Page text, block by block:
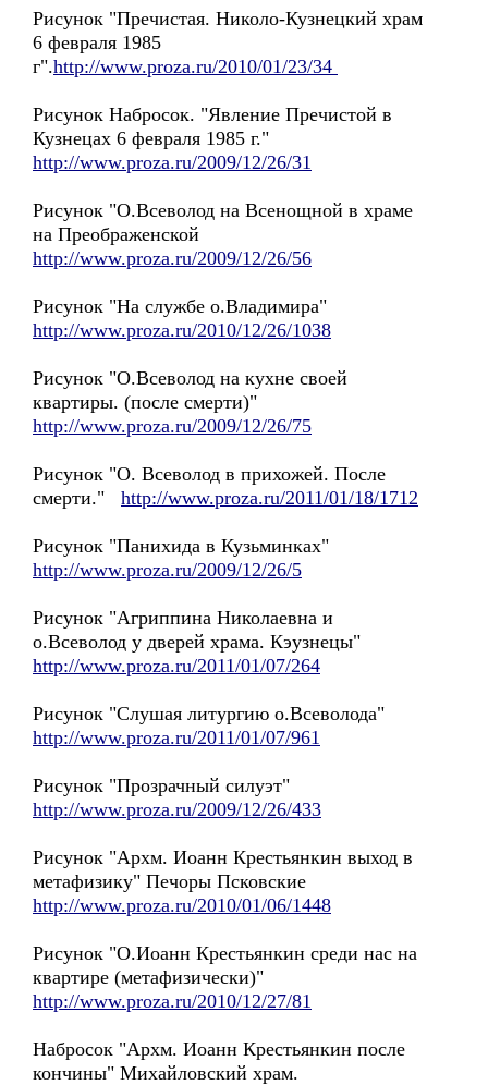
Рисунок "Пречистая. Николо-Кузнецкий храм
6 февраля 1985
г".http://www.proza.ru/2010/01/23/34
Рисунок Набросок. "Явление Пречистой в
Кузнецах 6 февраля 1985 г."
http://www.proza.ru/2009/12/26/31
Рисунок "О.Всеволод на Всенощной в храме
на Преображенской
http://www.proza.ru/2009/12/26/56
Рисунок "На службе о.Владимира"
http://www.proza.ru/2010/12/26/1038
Рисунок "О.Всеволод на кухне своей
квартиры. (после смерти)"
http://www.proza.ru/2009/12/26/75
Рисунок "О. Всеволод в прихожей. После
смерти." http://www.proza.ru/2011/01/18/1712
Рисунок "Панихида в Кузьминках"
http://www.proza.ru/2009/12/26/5
Рисунок "Агриппина Николаевна и
о.Всеволод у дверей храма. Кэузнецы"
http://www.proza.ru/2011/01/07/264
Рисунок "Слушая литургию о.Всеволода"
http://www.proza.ru/2011/01/07/961
Рисунок "Прозрачный силуэт"
http://www.proza.ru/2009/12/26/433
Рисунок "Архм. Иоанн Крестьянкин выход в
метафизику" Печоры Псковские
http://www.proza.ru/2010/01/06/1448
Рисунок "О.Иоанн Крестьянкин среди нас на
квартире (метафизически)"
http://www.proza.ru/2010/12/27/81
Набросок "Архм. Иоанн Крестьянкин после
кончины" Михайловский храм.